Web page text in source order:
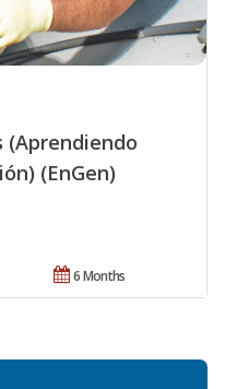
(Aprendiendo
(EnGen)
6 Months